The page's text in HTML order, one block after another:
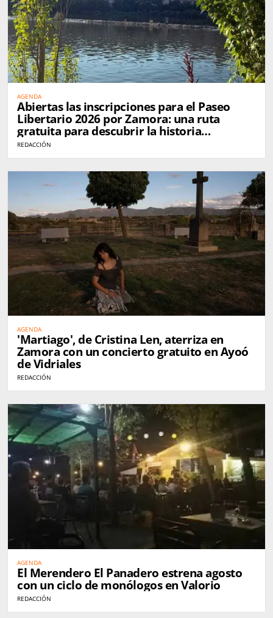
AGENDA
Abiertas las inscripciones para el Paseo
Libertario 2026 por Zamora: una ruta
gratuita para descubrir la historia
anarquista de la ciudad
REDACCIÓN
AGENDA
'Martiago', de Cristina Len, aterriza en
Zamora con un concierto gratuito en Ayoó
de Vidriales
REDACCIÓN
AGENDA
El Merendero El Panadero estrena agosto
con un ciclo de monólogos en Valorio
REDACCIÓN